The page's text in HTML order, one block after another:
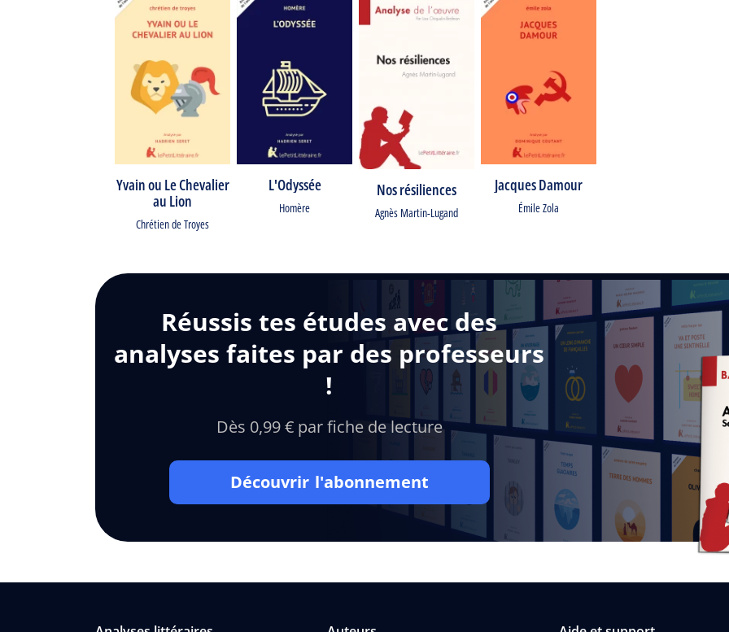
Yvain ou Le Chevalier
au Lion
Chrétien de Troyes
L'Odyssée
Homère
Nos résiliences
Agnès Martin-Lugand
Jacques Damour
Émile Zola
Réussis tes études avec des
analyses faites par des professeurs
!
Dès 0,99 € par fiche de lecture
Découvrir l'abonnement